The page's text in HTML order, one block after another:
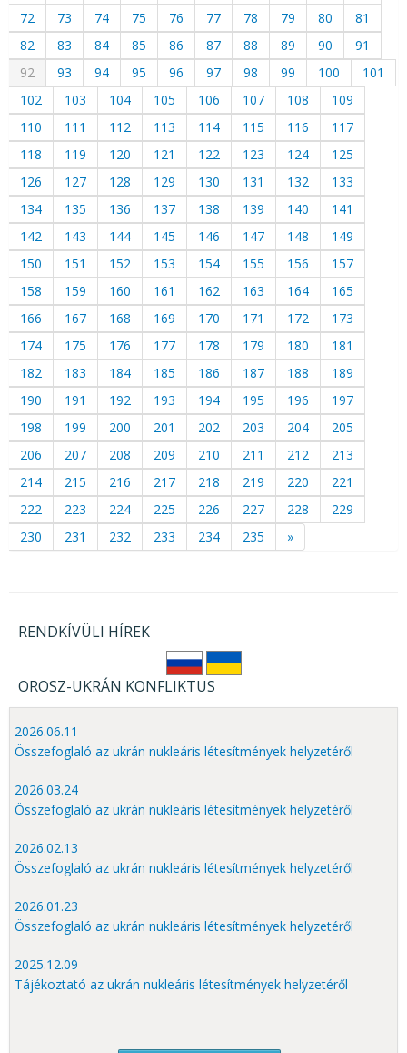
72
73 74 75 76 77 78 79 80
81
82
83 84 85 86 87 88 89 90
91
92
93 94 95 96 97 98 99 100
101
102
103 104 105 106 107 108
109
110
111 112 113 114 115 116
117
118
119 120 121 122 123 124
125
126
127 128 129 130 131 132
133
134
135 136 137 138 139 140
141
142
143 144 145 146 147 148
149
150
151 152 153 154 155 156
157
158
159 160 161 162 163 164
165
166
167 168 169 170 171 172
173
174
175 176 177 178 179 180
181
182
183 184 185 186 187 188
189
190
191 192 193 194 195 196
197
198
199 200 201 202 203 204
205
206
207 208 209 210 211 212
213
214
215 216 217 218 219 220
221
222
223 224 225 226 227 228
229
230
231 232 233 234 235 »
RENDKÍVÜLI HÍREK
OROSZ-UKRÁN KONFLIKTUS
2026.06.11
Összefoglaló az ukrán nukleáris létesítmények helyzetéről
2026.03.24
Összefoglaló az ukrán nukleáris létesítmények helyzetéről
2026.02.13
Összefoglaló az ukrán nukleáris létesítmények helyzetéről
2026.01.23
Összefoglaló az ukrán nukleáris létesítmények helyzetéről
2025.12.09
Tájékoztató az ukrán nukleáris létesítmények helyzetéről